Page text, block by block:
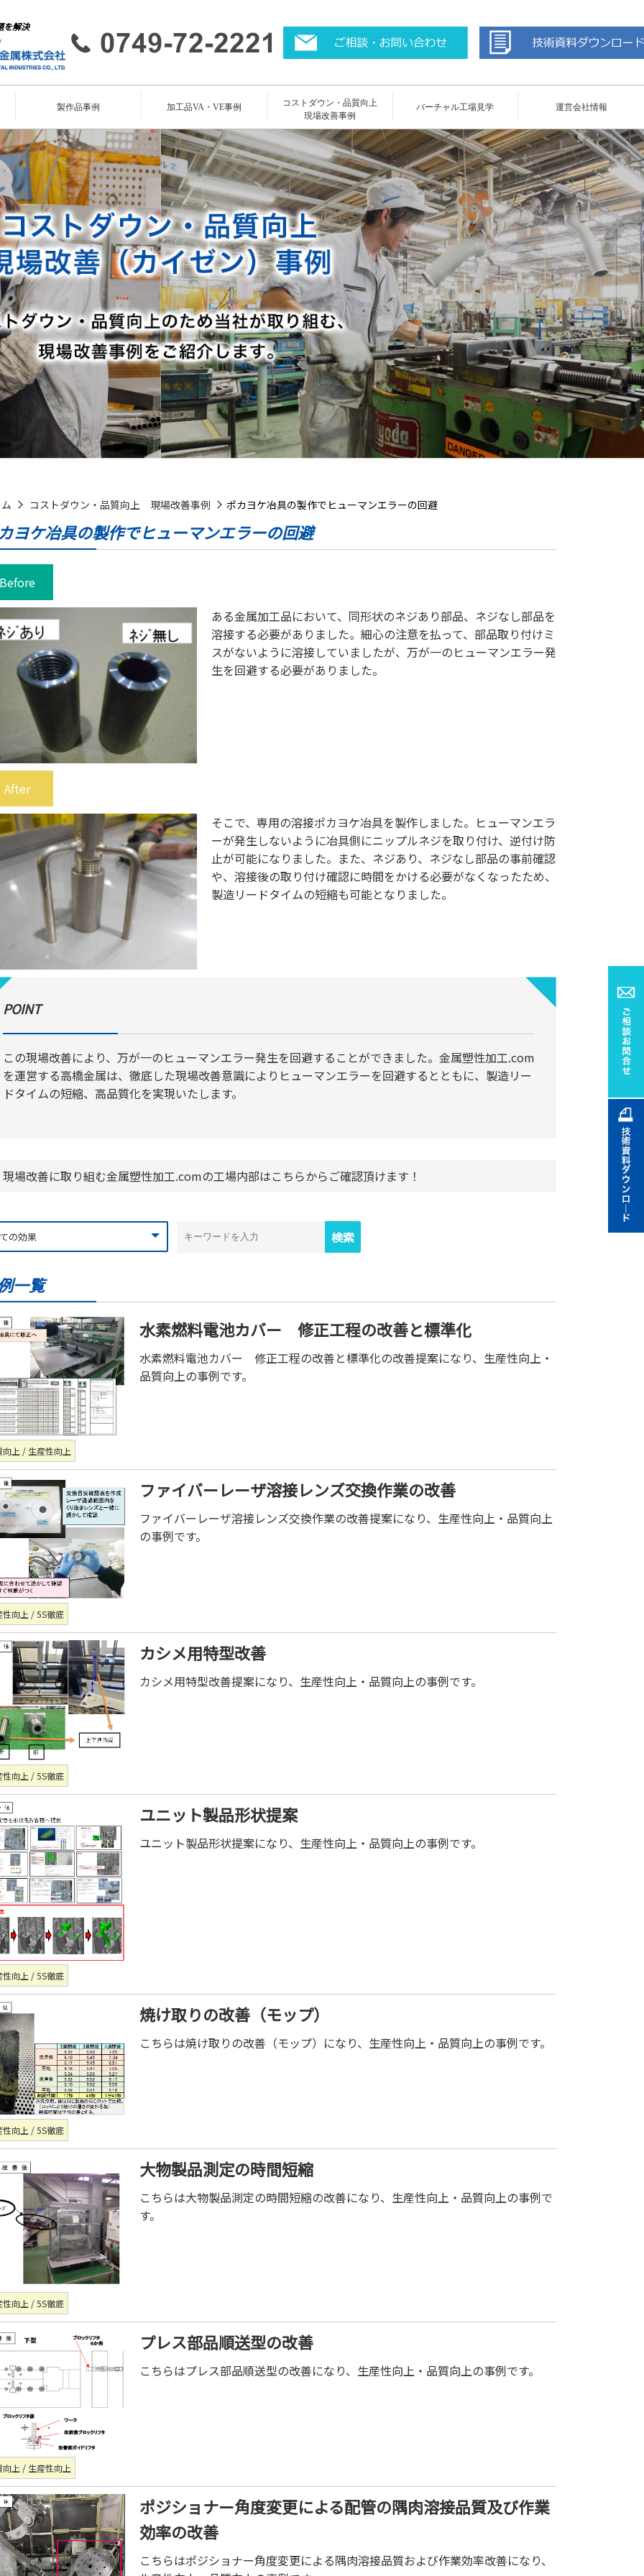
解決
製作品事例 加工品VA・VE事例
コストダウン・品質向上
現場改善事例
バーチャル工場見学 運営会社情報
コストダウン・品質向上 現場改善事例 ポカヨケ冶具の製作でヒューマンエラーの回避
ヨケ冶具の製作でヒューマンエラーの回避
Before
ある金属加工品において、同形状のネジあり部品、ネジなし部品を
溶接する必要がありました。細心の注意を払って、部品取り付けミ
スがないように溶接していましたが、万が一のヒューマンエラー発
生を回避する必要がありました。
After
そこで、専用の溶接ポカヨケ冶具を製作しました。ヒューマンエラ
ーが発生しないように冶具側にニップルネジを取り付け、逆付け防
止が可能になりました。また、ネジあり、ネジなし部品の事前確認
や、溶接後の取り付け確認に時間をかける必要がなくなったため、
製造リードタイムの短縮も可能となりました。
POINT
この現場改善により、万が一のヒューマンエラー発生を回避することができました。金属塑性加工.com
を運営する高橋金属は、徹底した現場改善意識によりヒューマンエラーを回避するとともに、製造リー
ドタイムの短縮、高品質化を実現いたします。
現場改善に取り組む金属塑性加工.comの工場内部はこちらからご確認頂けます！
一覧
水素燃料電池カバー 修正工程の改善と標準化
水素燃料電池カバー 修正工程の改善と標準化の改善提案になり、生産性向上・
品質向上の事例です。
向上 / 生産性向上
ファイバーレーザ溶接レンズ交換作業の改善
ファイバーレーザ溶接レンズ交換作業の改善提案になり、生産性向上・品質向上
の事例です。
性向上 / 5S徹底
カシメ用特型改善
カシメ用特型改善提案になり、生産性向上・品質向上の事例です。
性向上 / 5S徹底
ユニット製品形状提案
ユニット製品形状提案になり、生産性向上・品質向上の事例です。
性向上 / 5S徹底
焼け取りの改善（モップ）
こちらは焼け取りの改善（モップ）になり、生産性向上・品質向上の事例です。
性向上 / 5S徹底
大物製品測定の時間短縮
こちらは大物製品測定の時間短縮の改善になり、生産性向上・品質向上の事例で
す。
性向上 / 5S徹底
プレス部品順送型の改善
こちらはプレス部品順送型の改善になり、生産性向上・品質向上の事例です。
向上 / 生産性向上
ポジショナー角度変更による配管の隅肉溶接品質及び作業
効率の改善
こちらはポジショナー角度変更による隅肉溶接品質および作業効率改善になり、